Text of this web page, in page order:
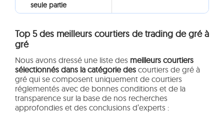
seule partie
Top 5 des meilleurs courtiers de trading de gré à
gré
Nous avons dressé une liste des meilleurs courtiers
sélectionnés dans la catégorie des courtiers de gré à
gré qui se composent uniquement de courtiers
réglementés avec de bonnes conditions et de la
transparence sur la base de nos recherches
approfondies et des conclusions d’experts :